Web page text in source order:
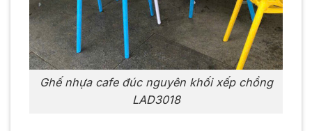
Ghế nhựa cafe đúc nguyên khối xếp chồng
LAD3018